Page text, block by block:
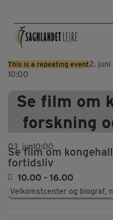
indhold
This is a repeating event2.
10:00
Se film om
forskning
03 jun10:00
Se film om
fortidsliv
10.00 - 16.00
Velkomstcenter og biograf,